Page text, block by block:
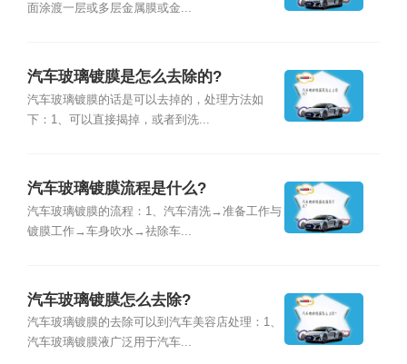
面涂渡一层或多层金属膜或金...
汽车玻璃镀膜是怎么去除的?
汽车玻璃镀膜的话是可以去掉的，处理方法如
下：1、可以直接揭掉，或者到洗...
汽车玻璃镀膜流程是什么?
汽车玻璃镀膜的流程：1、汽车清洗→准备工作与
镀膜工作→车身吹水→祛除车...
汽车玻璃镀膜怎么去除?
汽车玻璃镀膜的去除可以到汽车美容店处理：1、
汽车玻璃镀膜液广泛用于汽车...